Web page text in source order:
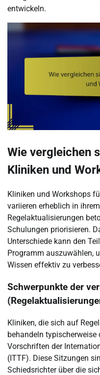
entwickeln.
Wie vergleichen
Kliniken und
Kliniken und Workshops
variieren erheblich in
Regelaktualisierungen
Schulungen priorisieren.
Unterschiede kann den
Programm auszuwählen,
Wissen effektiv zu
Schwerpunkte der
Kliniken, die sich auf
behandeln typischerweise
Vorschriften der
(ITTF). Diese Sitzungen
Schiedsrichter über die